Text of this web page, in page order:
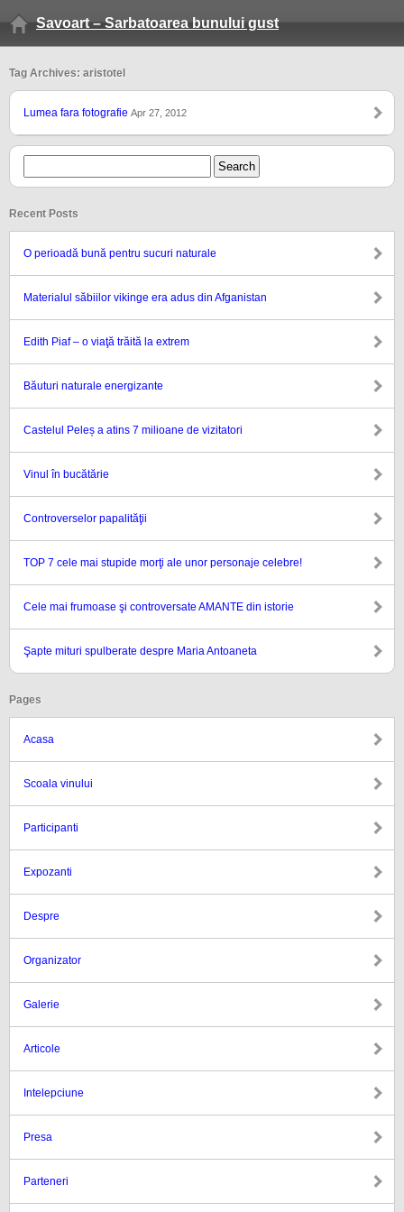
Savoart – Sarbatoarea bunului gust
Tag Archives: aristotel
Lumea fara fotografie Apr 27, 2012
Recent Posts
O perioadă bună pentru sucuri naturale
Materialul săbiilor vikinge era adus din Afganistan
Edith Piaf – o viaţă trăită la extrem
Băuturi naturale energizante
Castelul Peleș a atins 7 milioane de vizitatori
Vinul în bucătărie
Controverselor papalităţii
TOP 7 cele mai stupide morţi ale unor personaje celebre!
Cele mai frumoase şi controversate AMANTE din istorie
Şapte mituri spulberate despre Maria Antoaneta
Pages
Acasa
Scoala vinului
Participanti
Expozanti
Despre
Organizator
Galerie
Articole
Intelepciune
Presa
Parteneri